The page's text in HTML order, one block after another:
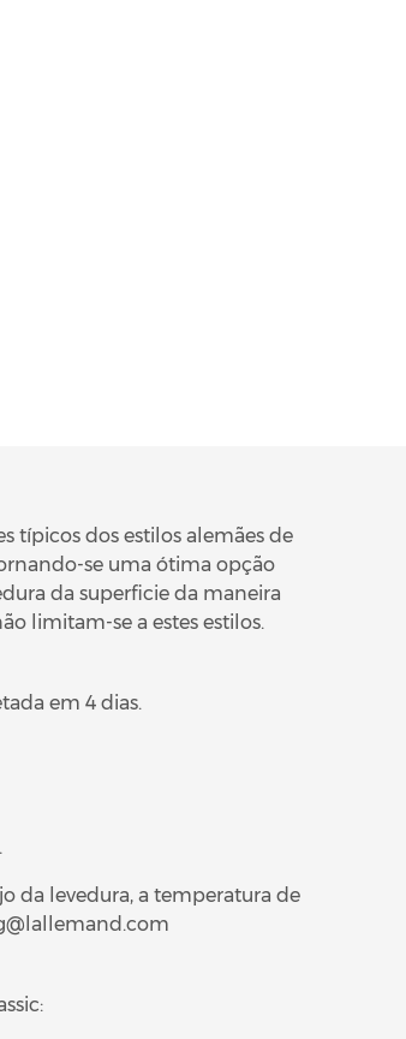
típicos dos estilos alemães de
se uma ótima opção
da superficie da maneira
limitam-se a estes estilos.
em 4 dias.
da levedura, a temperatura de
@l allemand .com